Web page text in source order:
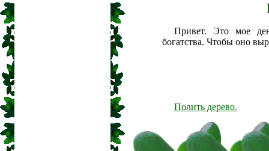
Привет. Это мое
богатства. Чтобы оно
Полить дерево.